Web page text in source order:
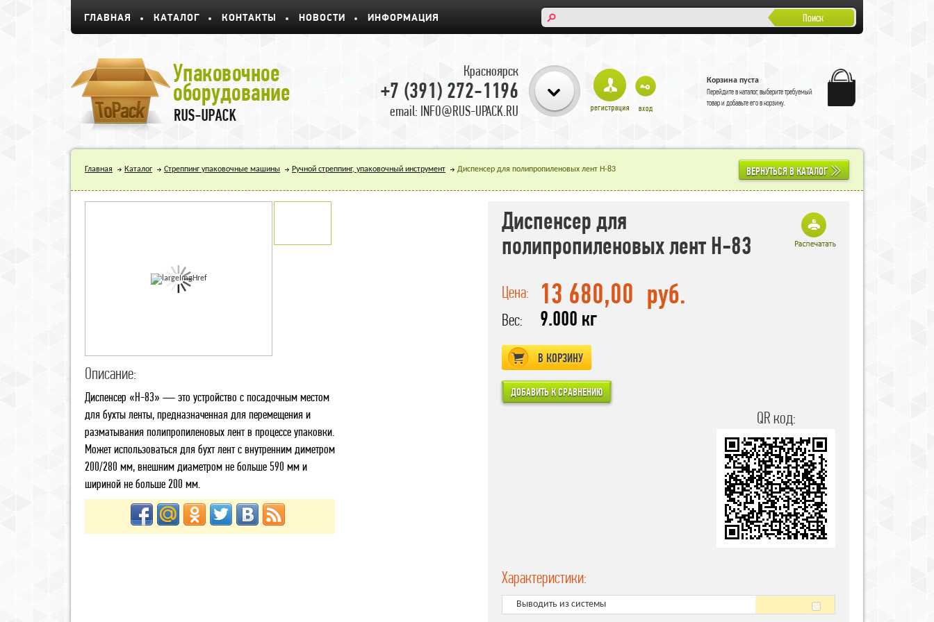
ГЛАВНАЯ КАТАЛОГ КОНТАКТЫ НОВОСТИ ИНФОРМАЦИЯ Поиск
Красноярск
+7 (391) 272-1196
email: INFO@RUS-UPACK.RU
Корзина пуста
Перейдите вкаталог, выберите требуемый
товар и добавьте его в корзину.
Главная Каталог Стреппинг упаковочные машины Ручной стреппинг, упаковочный инструмент Диспенсер для полипропиленовых лент H-83 ВЕРНУТЬСЯ В КАТАЛОГ
Описание:
Диспенсер «Н-83» — это устройство с посадочным местом
для бухты ленты, предназначенная для перемещения и
разматывания полипропиленовых лент в процессе упаковки.
Может использоваться для бухт лент с внутренним диметром
200/280 мм, внешним диаметром не больше 590 мм и
шириной не больше 200 мм.
Диспенсер для
полипропиленовых лент H-83
Цена: 13 680,00 руб.
Вес: 9.000 кг
В КОРЗИНУ
QR код:
Характеристики:
Выводить из системы